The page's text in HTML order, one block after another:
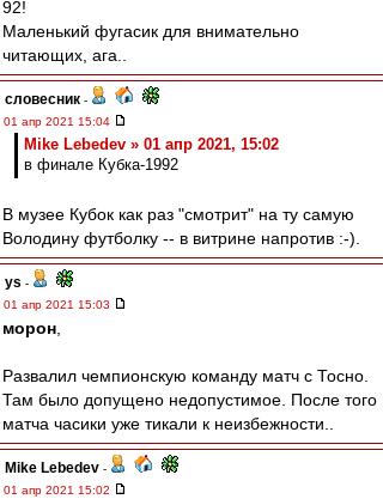
92!
Маленький фугасик для внимательно
читающих, ага..
словесник -
01 апр 2021 15:04
Mike Lebedev » 01 апр 2021, 15:02
в финале Кубка-1992
В музее Кубок как раз "смотрит" на ту самую
Володину футболку -- в витрине напротив :-).
ys -
01 апр 2021 15:03
морон
Развалил чемпионскую команду матч с Тосно.
Там было допущено недопустимое. После того
матча часики уже тикали к неизбежности..
Mike Lebedev -
01 апр 2021 15:02